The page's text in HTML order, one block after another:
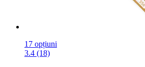
17 opțiuni
3.4 (18)